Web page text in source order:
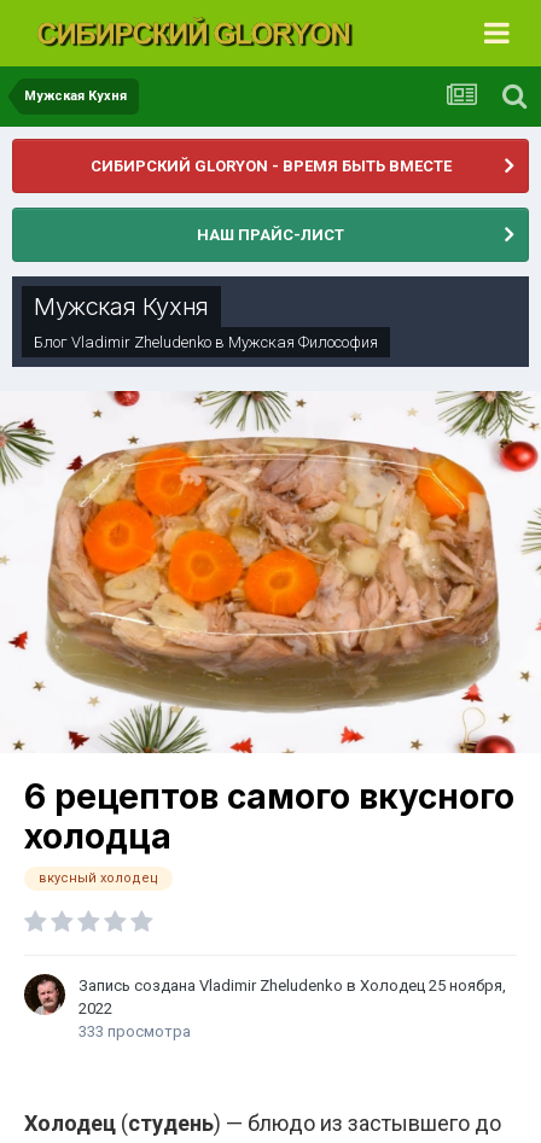
Мужская Кухня
СИБИРСКИЙ GLORYON - ВРЕМЯ БЫТЬ ВМЕСТЕ
НАШ ПРАЙС-ЛИСТ
Мужская Кухня
Блог Vladimir Zheludenko в Мужская Философия
6 рецептов самого вкусного
холодца
вкусный холодец
Запись создана Vladimir Zheludenko в Холодец 25 ноября,
2022
333 просмотра
Холодец (студень) — блюдо из застывшего до